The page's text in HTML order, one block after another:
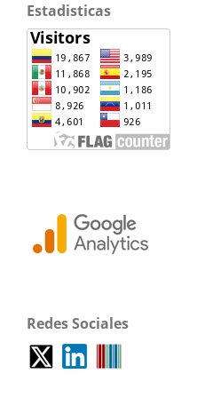
Estadisticas
Redes Sociales